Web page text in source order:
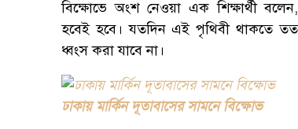
বিক্ষোভে অংশ নেওয়া এক শিক্ষার্থী
হবেই হবে। যতদিন এই পৃথিবী থাকতে
ধ্বংস করা যাবে না।
ঢাকায় মার্কিন দূতাবাসের সামনে বিক্ষোভ